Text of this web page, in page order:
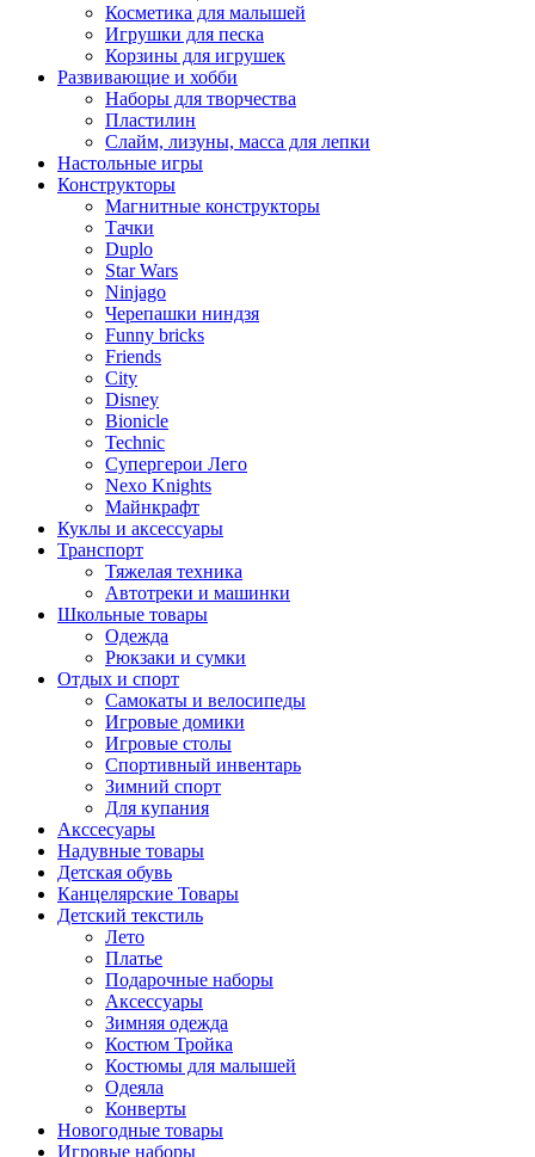
Косметика для малышей
Игрушки для песка
Корзины для игрушек
Развивающие и хобби
Наборы для творчества
Пластилин
Слайм, лизуны, масса для лепки
Настольные игры
Конструкторы
Магнитные конструкторы
Тачки
Duplo
Star Wars
Ninjago
Черепашки ниндзя
Funny bricks
Friends
City
Disney
Bionicle
Technic
Супергерои Лего
Nexo Knights
Майнкрафт
Куклы и аксессуары
Транспорт
Тяжелая техника
Автотреки и машинки
Школьные товары
Одежда
Рюкзаки и сумки
Отдых и спорт
Самокаты и велосипеды
Игровые домики
Игровые столы
Спортивный инвентарь
Зимний спорт
Для купания
Акссесуары
Надувные товары
Детская обувь
Канцелярские Товары
Детский текстиль
Лето
Платье
Подарочные наборы
Аксессуары
Зимняя одежда
Костюм Тройка
Костюмы для малышей
Одеяла
Конверты
Новогодные товары
Игровые наборы